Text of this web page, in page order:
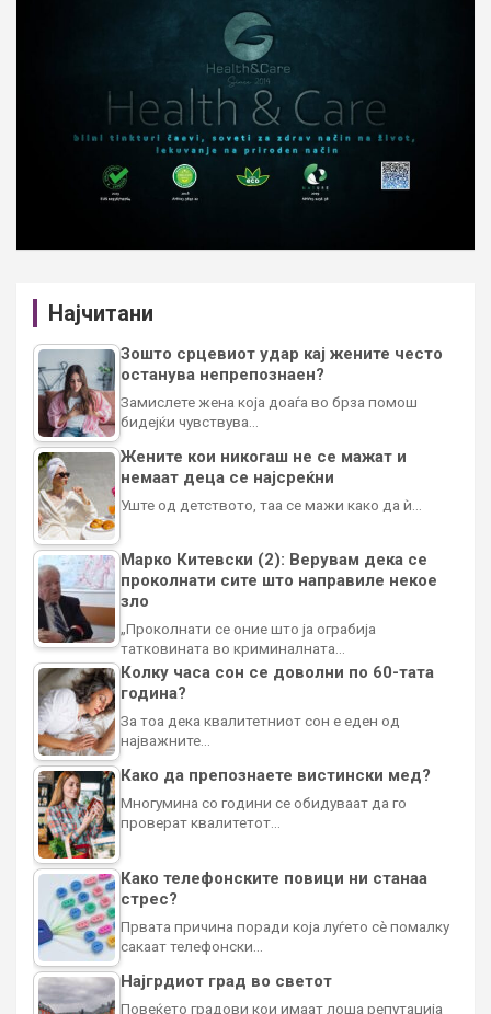
Најчитани
Зошто срцевиот удар кај жените често
останува непрепознаен?
Замислете жена која доаѓа во брза помош
бидејќи чувствува…
Жените кои никогаш не се мажат и
немаат деца се најсреќни
Уште од детството, таа се мажи како да ѝ…
Марко Китевски (2): Верувам дека се
проколнати сите што направиле некое
зло
„Проколнати се оние што ја ограбија
татковината во криминалната…
Колку часа сон се доволни по 60-тата
година?
За тоа дека квалитетниот сон е еден од
најважните…
Како да препознаете вистински мед?
Многумина со години се обидуваат да го
проверат квалитетот…
Како телефонските повици ни станаа
стрес?
Првата причина поради која луѓето сè помалку
сакаат телефонски…
Најгрдиот град во светот
Повеќето градови кои имаат лоша репутација